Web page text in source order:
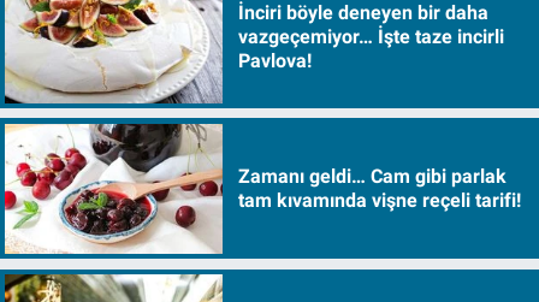
İnciri böyle deneyen bir daha
vazgeçemiyor… İşte taze incirli
Pavlova!
Zamanı geldi… Cam gibi parlak
tam kıvamında vişne reçeli tarifi!